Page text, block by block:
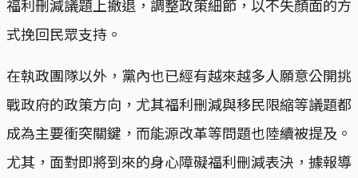
福利刪減議題上撤退，調整政策細節，以不失顏面的方
式挽回民眾支持。
在執政團隊以外，黨內也已經有越來越多人願意公開挑
戰政府的政策方向，尤其福利刪減與移民限縮等議題都
成為主要衝突關鍵，而能源改革等問題也陸續被提及。
尤其，面對即將到來的身心障礙福利刪減表決，據報導